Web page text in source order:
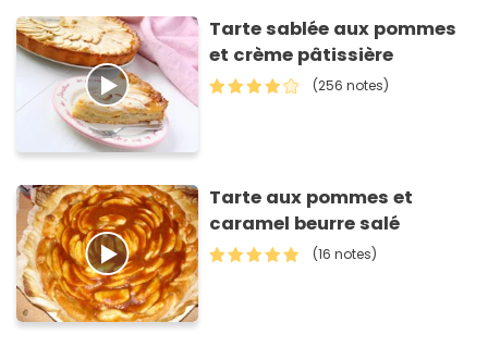
Tarte sablée aux pommes
et crème pâtissière
(256 notes)
Tarte aux pommes et
caramel beurre salé
(16 notes)